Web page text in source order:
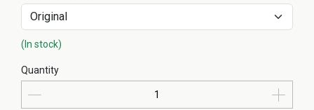
(In stock)
Quantity